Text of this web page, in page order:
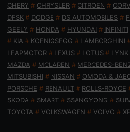
CHERY # CHRYSLER # CITROEN #
DFSK # DODGE # DS AUTOMOBILES #
GEELY # HONDA # HYUNDAI # INFINITI
# KIA # KOENIGSEGG # LAMBORGHINI
LEAPMOTOR # LEXUS # LOTUS # LYNK
MAZDA # MCLAREN # MERCEDES-
MITSUBISHI # NISSAN # OMODA &
PORSCHE # RENAULT # ROLLS-ROYCE
SKODA # SMART # SSANGYONG #
TOYOTA # VOLKSWAGEN # VOLVO #